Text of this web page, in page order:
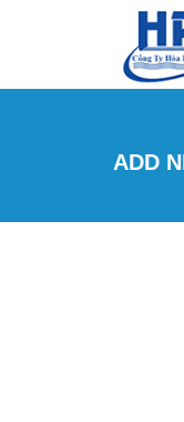
Skip to main content
ADD